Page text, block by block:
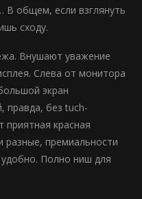
В общем, если взглянуть
сходу.
Внушают уважение
Слева от монитора
экран
правда, без tuch-
приятная красная
разные, премиальности
Полно ниш для